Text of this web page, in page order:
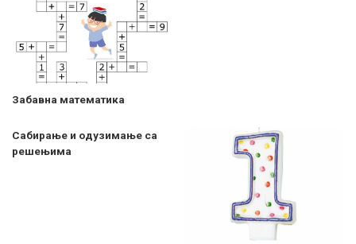
Забавна математика
Сабирање и одузимање са
решењима